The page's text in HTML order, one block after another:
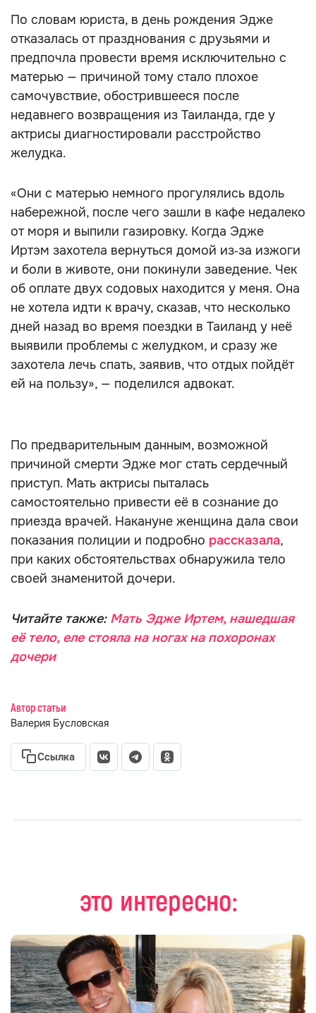
По словам юриста, в день рождения Эдже
отказалась от празднования с друзьями и
предпочла провести время исключительно с
матерью — причиной тому стало плохое
самочувствие, обострившееся после
недавнего возвращения из Таиланда, где у
актрисы диагностировали расстройство
желудка.
«Они с матерью немного прогулялись вдоль
набережной, после чего зашли в кафе недалеко
от моря и выпили газировку. Когда Эдже
Иртэм захотела вернуться домой из‑за изжоги
и боли в животе, они покинули заведение. Чек
об оплате двух содовых находится у меня. Она
не хотела идти к врачу, сказав, что несколько
дней назад во время поездки в Таиланд у неё
выявили проблемы с желудком, и сразу же
захотела лечь спать, заявив, что отдых пойдёт
ей на пользу», — поделился адвокат.
По предварительным данным, возможной
причиной смерти Эдже мог стать сердечный
приступ. Мать актрисы пыталась
самостоятельно привести её в сознание до
приезда врачей. Накануне женщина дала свои
показания полиции и подробно рассказала,
при каких обстоятельствах обнаружила тело
своей знаменитой дочери.
Читайте также: Мать Эдже Иртем, нашедшая
её тело, еле стояла на ногах на похоронах
дочери
Автор статьи
Валерия Бусловская
Ссылка
это интересно: